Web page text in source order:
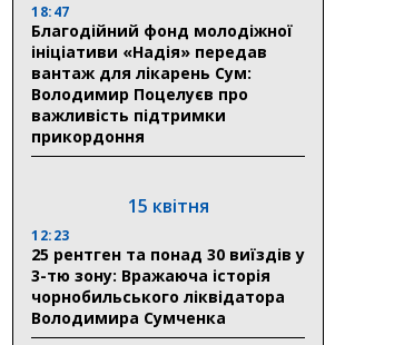
18:47
Благодійний фонд молодіжної
ініціативи «Надія» передав
вантаж для лікарень Сум:
Володимир Поцелуєв про
важливість підтримки
прикордоння
15 квітня
12:23
25 рентген та понад 30 виїздів у
3-тю зону: Вражаюча історія
чорнобильського ліквідатора
Володимира Сумченка